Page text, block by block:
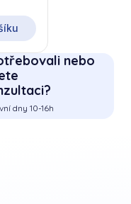
nebo
dny 10-16h